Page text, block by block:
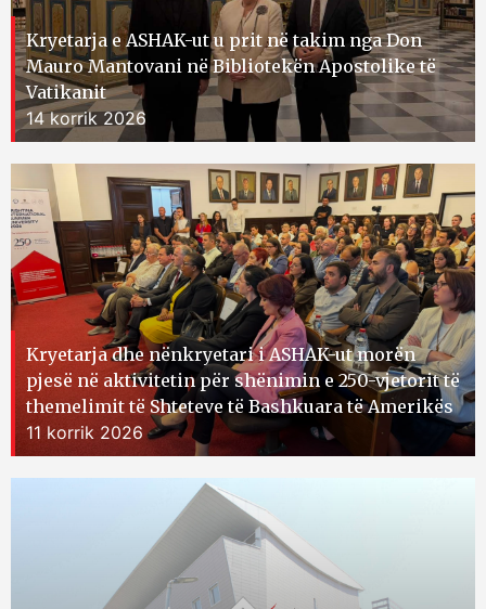
Kryetarja e ASHAK-ut u prit në takim nga Don
Mauro Mantovani në Bibliotekën Apostolike të
Vatikanit
14 korrik 2026
Kryetarja dhe nënkryetari i ASHAK-ut morën
pjesë në aktivitetin për shënimin e 250-vjetorit të
themelimit të Shteteve të Bashkuara të Amerikës
11 korrik 2026